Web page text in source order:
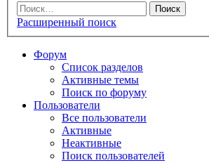
Расширенный поиск
Форум
Список разделов
Активные темы
Поиск по форуму
Пользователи
Все пользователи
Активные
Неактивные
Поиск пользователей